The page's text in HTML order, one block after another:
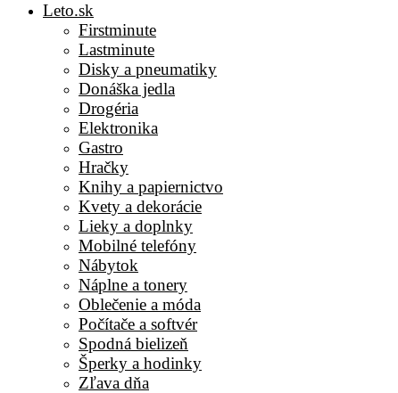
Leto.sk
Firstminute
Lastminute
Disky a pneumatiky
Donáška jedla
Drogéria
Elektronika
Gastro
Hračky
Knihy a papiernictvo
Kvety a dekorácie
Lieky a doplnky
Mobilné telefóny
Nábytok
Náplne a tonery
Oblečenie a móda
Počítače a softvér
Spodná bielizeň
Šperky a hodinky
Zľava dňa